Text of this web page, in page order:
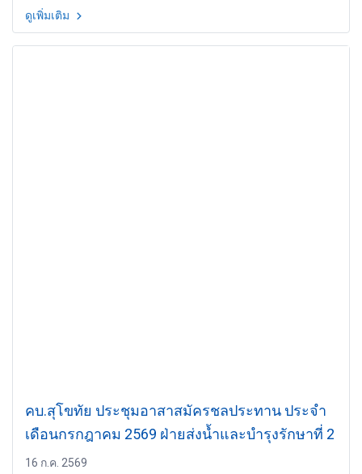
ดูเพิ่มเติม
คบ.สุโขทัย ประชุมอาสาสมัครชลประทาน ประจำ
เดือนกรกฎาคม 2569 ฝ่ายส่งน้ำและบำรุงรักษาที่ 2
16 ก.ค. 2569